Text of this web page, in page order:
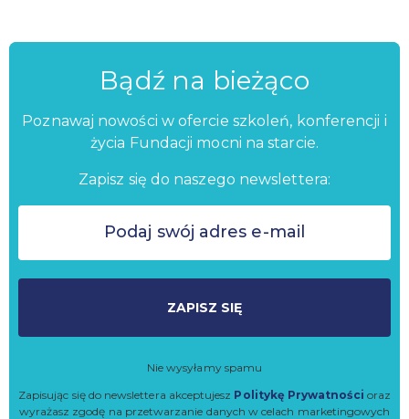
Bądź na bieżąco
Poznawaj nowości w ofercie szkoleń, konferencji i
życia Fundacji mocni na starcie.
Zapisz się do naszego newslettera:
ZAPISZ SIĘ
Nie wysyłamy spamu
Zapisując się do newslettera akceptujesz Politykę Prywatności oraz
wyrażasz zgodę na przetwarzanie danych w celach marketingowych